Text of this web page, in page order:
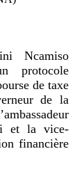
Ncamiso
protocole
de taxe
de la
et la vice-
financière